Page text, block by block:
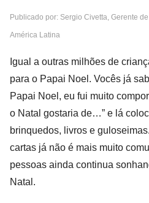
Publicado por: Sergio Civetta, Gerente
América Latina
Igual a outras milhões de
para o Papai Noel. Vocês já
Papai Noel, eu fui muito
o Natal gostaria de…” e lá
brinquedos, livros e guloseimas.
cartas já não é mais muito
pessoas ainda continua
Natal.